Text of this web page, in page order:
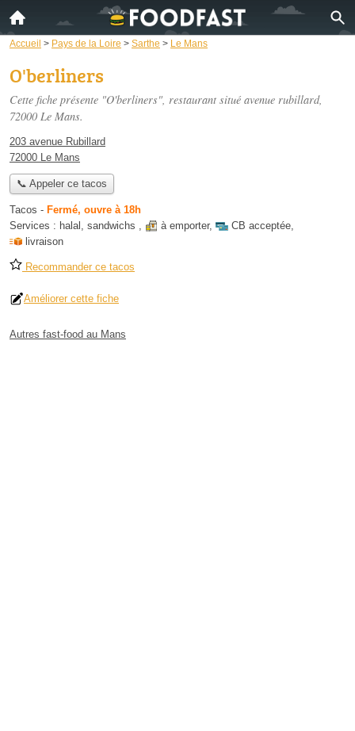
Accueil > Pays de la Loire > Sarthe > Le Mans
O'berliners
Cette fiche présente "O'berliners", restaurant situé avenue rubillard,
72000 Le Mans.
203 avenue Rubillard
72000 Le Mans
📞 Appeler ce tacos
Tacos - Fermé, ouvre à 18h
Services : halal , sandwichs , à emporter, CB acceptée,
livraison
Recommander ce tacos
Améliorer cette fiche
Autres fast-food au Mans